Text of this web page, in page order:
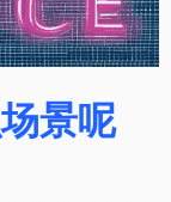
景呢